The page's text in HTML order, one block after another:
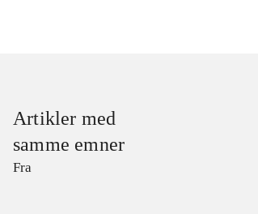
Artikler med
samme emner
Fra